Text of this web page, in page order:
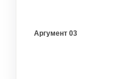
Аргумент 03